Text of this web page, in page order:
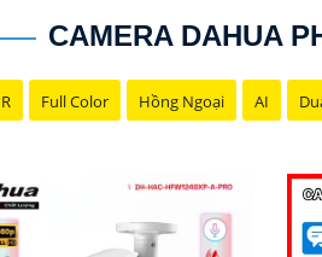
CAMERA DAHUA
Full Color Hồng Ngoại AI